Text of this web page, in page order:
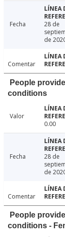
Fecha
28 de
de
Comentar
People
conditions
Valor
0.00
Fecha
28 de
de
Comentar
People
conditions -